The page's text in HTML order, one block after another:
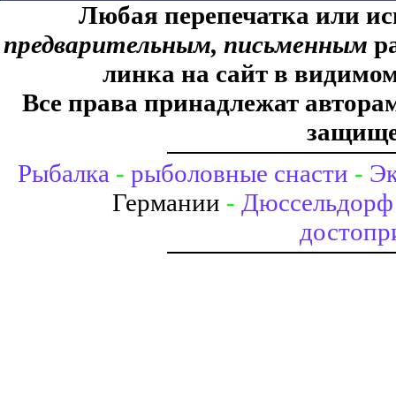
Любая перепечатка или
предварительным, письменным
линка на сайт в
Все права принадлежат
Рыбалка - рыболовные снасти -
Германии - Дюссельдорф